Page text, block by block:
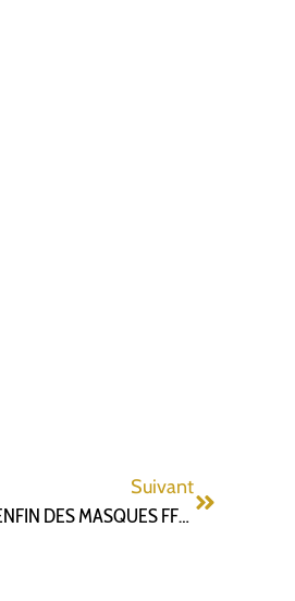
Suivant
QUAND EST CE QUE LES AGENTS MUNICIPAUX AURONT ENFIN DES MASQUES FFP2?